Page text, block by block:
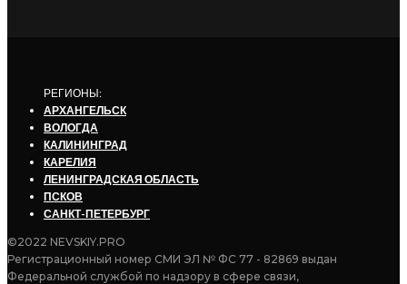
РЕГИОНЫ:
АРХАНГЕЛЬСК
ВОЛОГДА
КАЛИНИНГРАД
КАРЕЛИЯ
ЛЕНИНГРАДСКАЯ ОБЛАСТЬ
ПСКОВ
САНКТ-ПЕТЕРБУРГ
©2022 NEVSKIY.PRO
Регистрационный номер СМИ ЭЛ № ФС 77 - 82869 выдан
Федеральной службой по надзору в сфере связи,